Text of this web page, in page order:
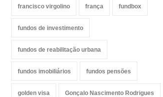
francisco virgolino frança fundbox
fundos de investimento
fundos de reabilitação urbana
fundos imobiliários fundos pensões
golden visa Gonçalo Nascimento Rodrigues